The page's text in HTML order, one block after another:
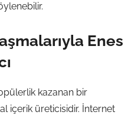
Enes
kazanan bir
içerik üreticisidir. İnternet